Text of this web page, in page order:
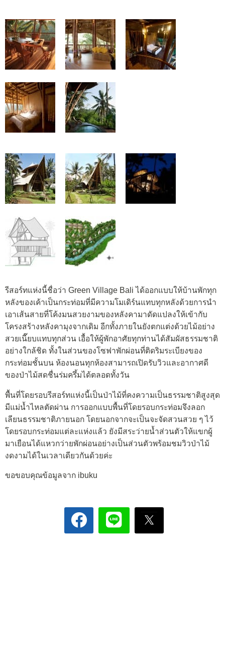
รีสอร์ทแห่งนี้ชื่อว่า Green Village Bali ได้ออกแบบให้บ้านพักทุก
หลังของเค้าเป็นกระท่อมที่มีความโมเดิร์นแทบทุกหลังด้วยการนำ
เอาเส้นสายที่โค้งมนสวยงามของหลังคามาดัดแปลงให้เข้ากับ
โครงสร้างหลังคามุงจากเดิม อีกทั้งภายในยังตกแต่งด้วยไม้อย่าง
สวยเนี๊ยบแทบทุกส่วน เอื้อให้ผู้พักอาศัยทุกท่านได้สัมผัสธรรมชาติ
อย่างใกล้ชิด ทั้งในส่วนของโซฟาพักผ่อนที่ติดริมระเบียงของ
กระท่อมชั้นบน ห้องนอนทุกห้องสามารถเปิดรับวิวและอากาศดี
ของป่าไม้สดชื่นร่มครึ้มได้ตลอดทั้งวัน
พื้นที่โดยรอบรีสอร์ทแห่งนี้เป็นป่าไม้ที่คงความเป็นธรรมชาติสูงสุด
มีแม่น้ำไหลตัดผ่าน การออกแบบพื้นที่โดยรอบกระท่อมจึงลอก
เลียนธรรมชาติภายนอก โดยนอกจากจะเป็นจะจัดสวนสวย ๆ ไว้
โดยรอบกระท่อมแต่ละแห่งแล้ว ยังมีสระว่ายน้ำส่วนตัวให้แขกผู้
มาเยือนได้แหวกว่ายพักผ่อนอย่างเป็นส่วนตัวพร้อมชมวิวป่าไม้
งดงามได้ในเวลาเดียวกันด้วยค่ะ
ขอขอบคุณข้อมูลจาก ibuku